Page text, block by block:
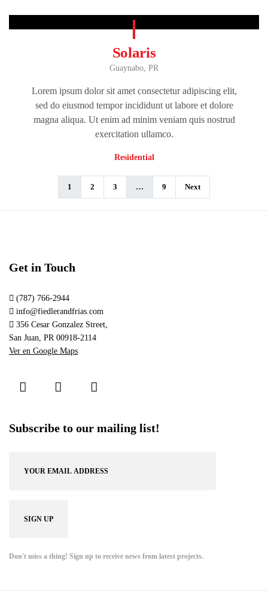
Solaris
Guaynabo, PR
Lorem ipsum dolor sit amet consectetur adipiscing elit,
sed do eiusmod tempor incididunt ut labore et dolore
magna aliqua. Ut enim ad minim veniam quis nostrud
exercitation ullamco.
Residential
1 2 3 … 9 Next
Get in Touch
(787) 766-2944
info@fiedlerandfrias.com
356 Cesar Gonzalez Street,
San Juan, PR 00918-2114
Ver en Google Maps
Subscribe to our mailing list!
Don't miss a thing! Sign up to receive news from latest projects.